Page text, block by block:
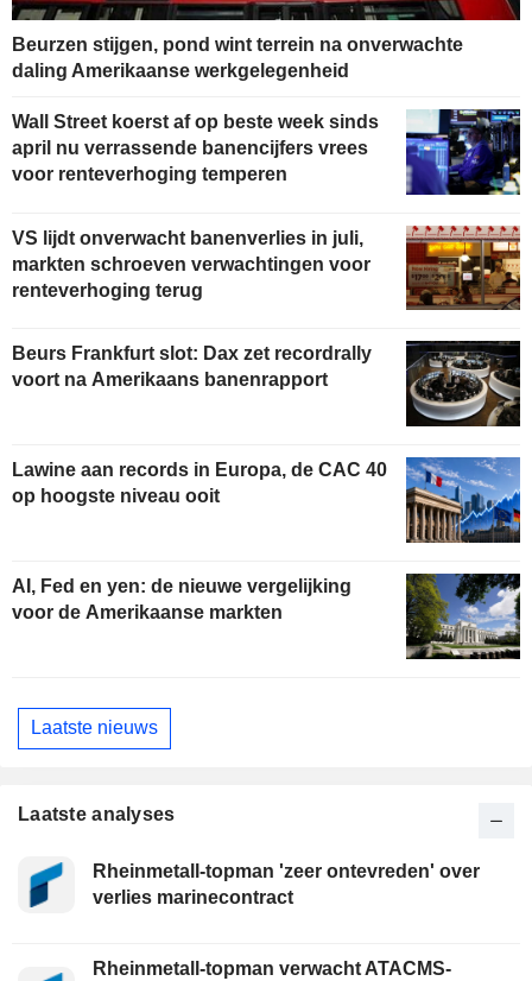
Beurzen stijgen, pond wint terrein na onverwachte
daling Amerikaanse werkgelegenheid
Wall Street koerst af op beste week sinds
april nu verrassende banencijfers vrees
voor renteverhoging temperen
VS lijdt onverwacht banenverlies in juli,
markten schroeven verwachtingen voor
renteverhoging terug
Beurs Frankfurt slot: Dax zet recordrally
voort na Amerikaans banenrapport
Lawine aan records in Europa, de CAC 40
op hoogste niveau ooit
AI, Fed en yen: de nieuwe vergelijking
voor de Amerikaanse markten
Laatste nieuws
Laatste analyses
Rheinmetall-topman 'zeer ontevreden' over
verlies marinecontract
Rheinmetall-topman verwacht ATACMS-